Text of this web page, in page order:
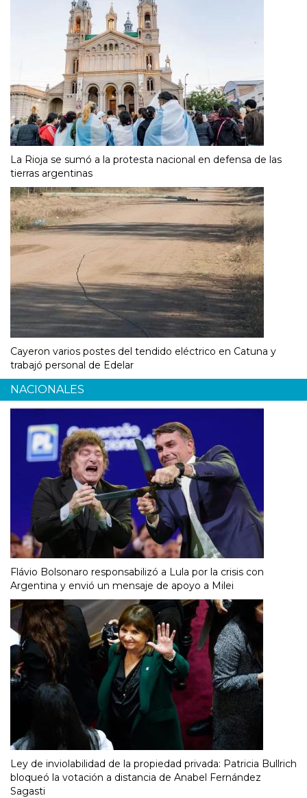
La Rioja se sumó a la protesta nacional en defensa de las
tierras argentinas
Cayeron varios postes del tendido eléctrico en Catuna y
trabajó personal de Edelar
NACIONALES
Flávio Bolsonaro responsabilizó a Lula por la crisis con
Argentina y envió un mensaje de apoyo a Milei
Ley de inviolabilidad de la propiedad privada: Patricia Bullrich
bloqueó la votación a distancia de Anabel Fernández
Sagasti